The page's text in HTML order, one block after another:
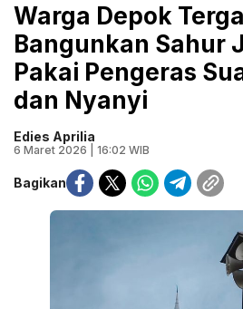
Warga Depok
Bangunkan Sahur
Pakai Pengeras
dan Nyanyi
Edies Aprilia
6 Maret 2026 | 16:02 WIB
Bagikan